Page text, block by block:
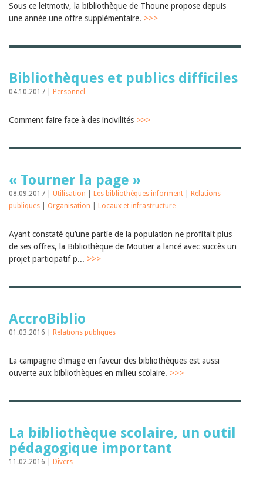
Andrea Grichting
Maria Aellig-Abate
Markus Keel
Sarah Jenni
Gabriela Hammel
Brigitte Burri
Archives
Juin 2026
Novembre 2025
Septembre 2025
Juillet 2025
Février 2025
Janvier 2025
2024
2019
2018
2015
2014
Sous ce leitmotiv, la bibliothèque de Thoune propose depuis
une année une offre supplémentaire. >>>
Bibliothèques et publics difficiles
04.10.2017 | Personnel
Comment faire face à des incivilités >>>
« Tourner la page »
08.09.2017 | Utilisation Les bibliothèques informent
Relations
publiques
Organisation Locaux et infrastructure
Ayant constaté qu’une partie de la population ne profitait plus
de ses offres, la Bibliothèque de Moutier a lancé avec succès un
projet participatif p... >>>
AccroBiblio
01.03.2016 | Relations publiques
La campagne d’image en faveur des bibliothèques est aussi
ouverte aux bibliothèques en milieu scolaire. >>>
La bibliothèque scolaire, un outil
pédagogique important
11.02.2016 | Divers